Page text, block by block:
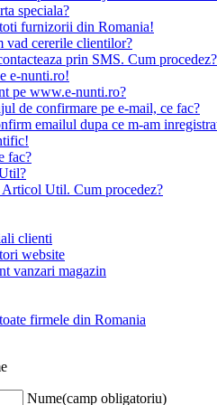
speciala?
furnizorii din Romania!
vad cererile clientilor?
prin SMS. Cum procedez?
e-nunti.ro!
pe www.e-nunti.ro?
de confirmare pe e-mail, ce fac?
emailul dupa ce m-am
fac?
Util. Cum procedez?
clienti
website
vanzari magazin
firmele din Romania
Nume(camp obligatoriu)